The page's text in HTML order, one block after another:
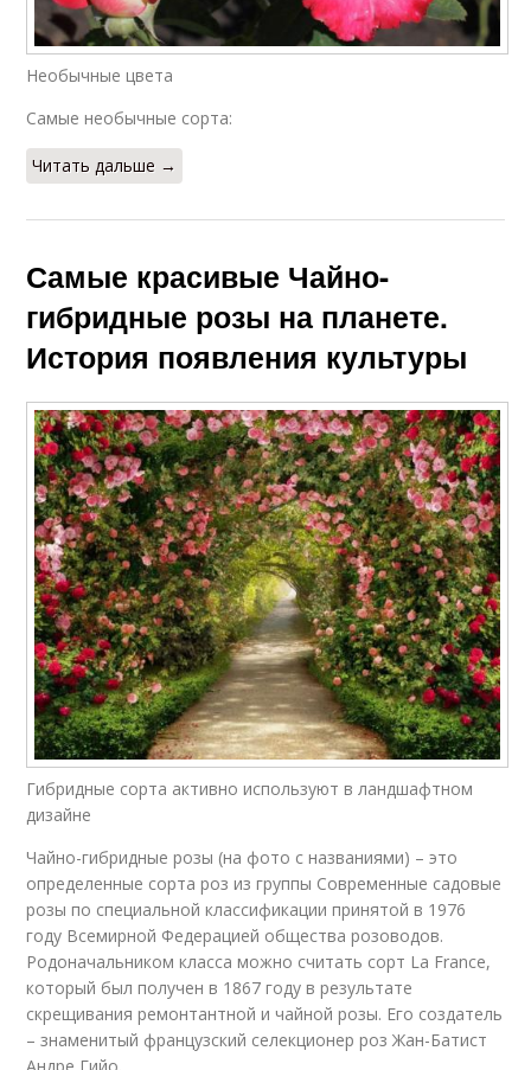
Необычные цвета
Самые необычные сорта:
Читать дальше →
Самые красивые Чайно-
гибридные розы на планете.
История появления культуры
Гибридные сорта активно используют в ландшафтном
дизайне
Чайно-гибридные розы (на фото с названиями) – это
определенные сорта роз из группы Современные садовые
розы по специальной классификации принятой в 1976
году Всемирной Федерацией общества розоводов.
Родоначальником класса можно считать сорт La France,
который был получен в 1867 году в результате
скрещивания ремонтантной и чайной розы. Его создатель
– знаменитый французский селекционер роз Жан-Батист